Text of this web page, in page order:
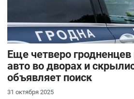
Еще четверо
авто во дворах и
объявляет поиск
31 октября 2025